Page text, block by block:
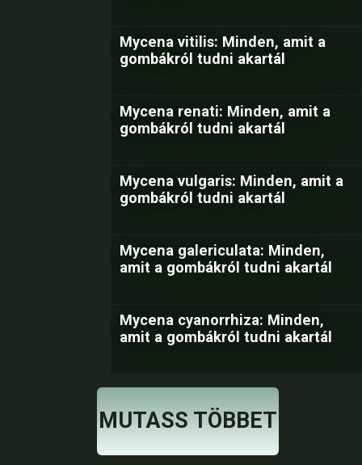
Mycena vitilis: Minden, amit a
gombákról tudni akartál
Mycena renati: Minden, amit a
gombákról tudni akartál
Mycena vulgaris: Minden, amit a
gombákról tudni akartál
Mycena galericulata: Minden,
amit a gombákról tudni akartál
Mycena cyanorrhiza: Minden,
amit a gombákról tudni akartál
MUTASS TÖBBET